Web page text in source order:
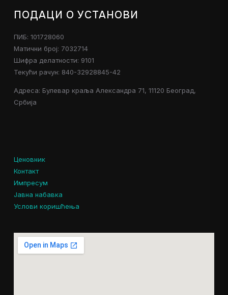
ПОДАЦИ О УСТАНОВИ
ПИБ: 101728060
Матични број: 7032714
Шифра делатности: 9101
Текући рачун: 840-32928845-42
Адреса: Булевар краља Александра 71, 11120 Београд,
Србија
Ценовник
Контакт
Импресум
Јавна набавка
Услови коришћења